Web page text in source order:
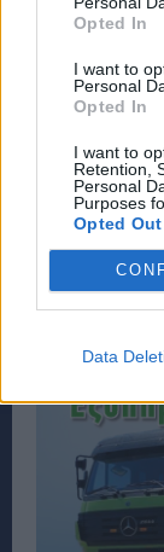
Opted In
I want to
Personal
Opted In
I want to
Retention,
Personal
Purposes
Opted Out
Data